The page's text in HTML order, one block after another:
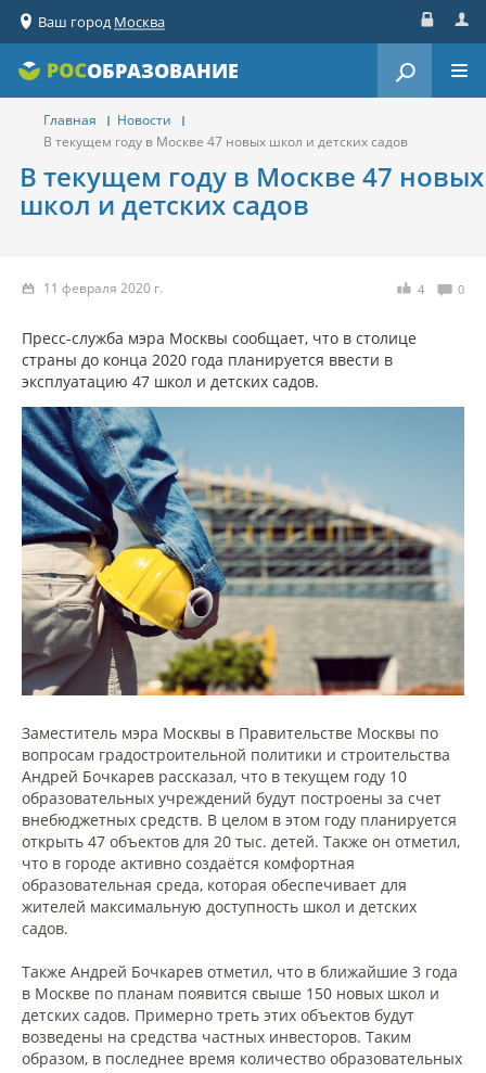
Ваш городМосква
ОБРАЗОВАНИЕ
Главная
Новости
В текущем году в Москве 47 новых школ и детских садов
В текущем году в Москве 47 новых
школ и детских садов
11 февраля 2020 г. 0
4
Пресс-служба мэра Москвы сообщает, что в столице
страны до конца 2020 года планируется ввести в
эксплуатацию 47 школ и детских садов.
Заместитель мэра Москвы в Правительстве Москвы по
вопросам градостроительной политики и строительства
Андрей Бочкарев рассказал, что в текущем году 10
образовательных учреждений будут построены за счет
внебюджетных средств. В целом в этом году планируется
открыть 47 объектов для 20 тыс. детей. Также он отметил,
что в городе активно создаётся комфортная
образовательная среда, которая обеспечивает для
жителей максимальную доступность школ и детских
садов.
Также Андрей Бочкарев отметил, что в ближайшие 3 года
в Москве по планам появится свыше 150 новых школ и
детских садов. Примерно треть этих объектов будут
возведены на средства частных инвесторов. Таким
образом, в последнее время количество образовательных